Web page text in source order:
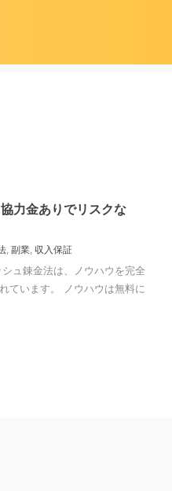
力金ありでリスクな
, 副業, 収入保証
ュ錬金法は、ノウハウを完全
ています。 ノウハウは無料に